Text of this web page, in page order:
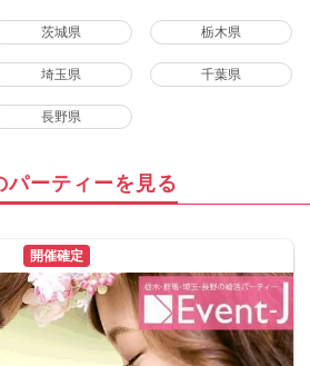
茨城県 栃木県
埼玉県 千葉県
長野県
パーティーを見る
開催確定